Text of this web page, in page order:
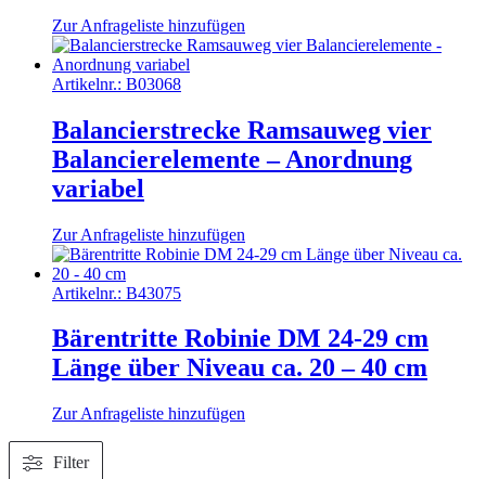
Zur Anfrageliste hinzufügen
Artikelnr.: B03068
Balancierstrecke Ramsauweg vier
Balancierelemente – Anordnung
variabel
Zur Anfrageliste hinzufügen
Artikelnr.: B43075
Bärentritte Robinie DM 24-29 cm
Länge über Niveau ca. 20 – 40 cm
Zur Anfrageliste hinzufügen
Filter